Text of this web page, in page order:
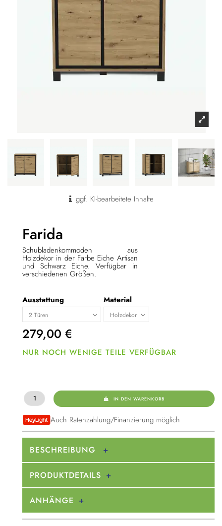
ggf. KI-bearbeitete Inhalte
Farida
Schubladenkommoden aus
Holzdekor in der Farbe Eiche Artisan
und Schwarz Eiche. Verfügbar in
verschiedenen Größen.
Ausstattung Material
279,00 €
NUR NOCH WENIGE TEILE VERFÜGBAR
IN DEN WARENKORB
Auch Ratenzahlung/Finanzierung möglich
BESCHREIBUNG
PRODUKTDETAILS
ANHÄNGE